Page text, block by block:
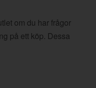
om du har frågor
på ett köp. Dessa